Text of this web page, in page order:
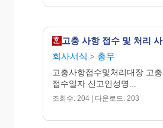
고충 사항 접수 및 처리
회사서식 > 총무
고충사항접수및처리대장 고
접수일자 신고인성명...
조회수: 204 | 다운로드: 203